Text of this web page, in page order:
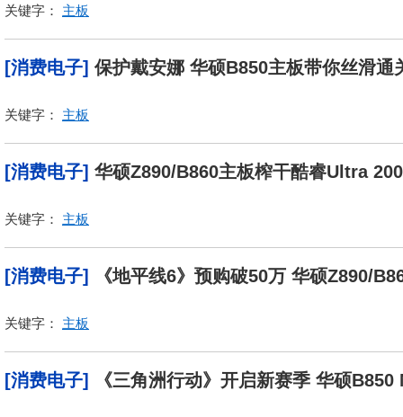
关键字： 主板
[消费电子] 保护戴安娜 华硕B850主板带你丝滑通
关键字： 主板
[消费电子] 华硕Z890/B860主板榨干酷睿Ultra
关键字： 主板
[消费电子] 《地平线6》预购破50万 华硕Z890/
关键字： 主板
[消费电子] 《三角洲行动》开启新赛季 华硕